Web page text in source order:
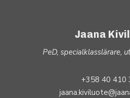
Jaana
PeD, specialklasslärare,
+358 40 410